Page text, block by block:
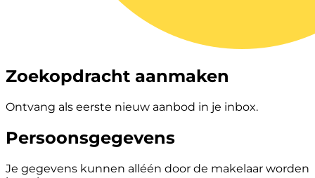
Zoekopdracht aanmaken
Ontvang als eerste nieuw aanbod in je inbox.
Persoonsgegevens
Je gegevens kunnen alléén door de makelaar worden